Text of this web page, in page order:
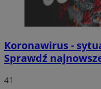
Koronawirus -
Sprawdź
41